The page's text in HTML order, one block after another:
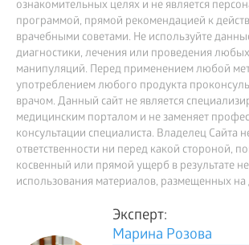
ознакомительных целях и не является
программой, прямой рекомендацией к
врачебными советами. Не используйте
диагностики, лечения или проведения
манипуляций. Перед применением любой
употреблением любого продукта
врачом. Данный сайт не является
медицинским порталом и не заменяет
консультации специалиста. Владелец Сайта
ответственности ни перед какой стороной,
косвенный или прямой ущерб в результате
использования материалов, размещенных на
Эксперт:
Марина Розова